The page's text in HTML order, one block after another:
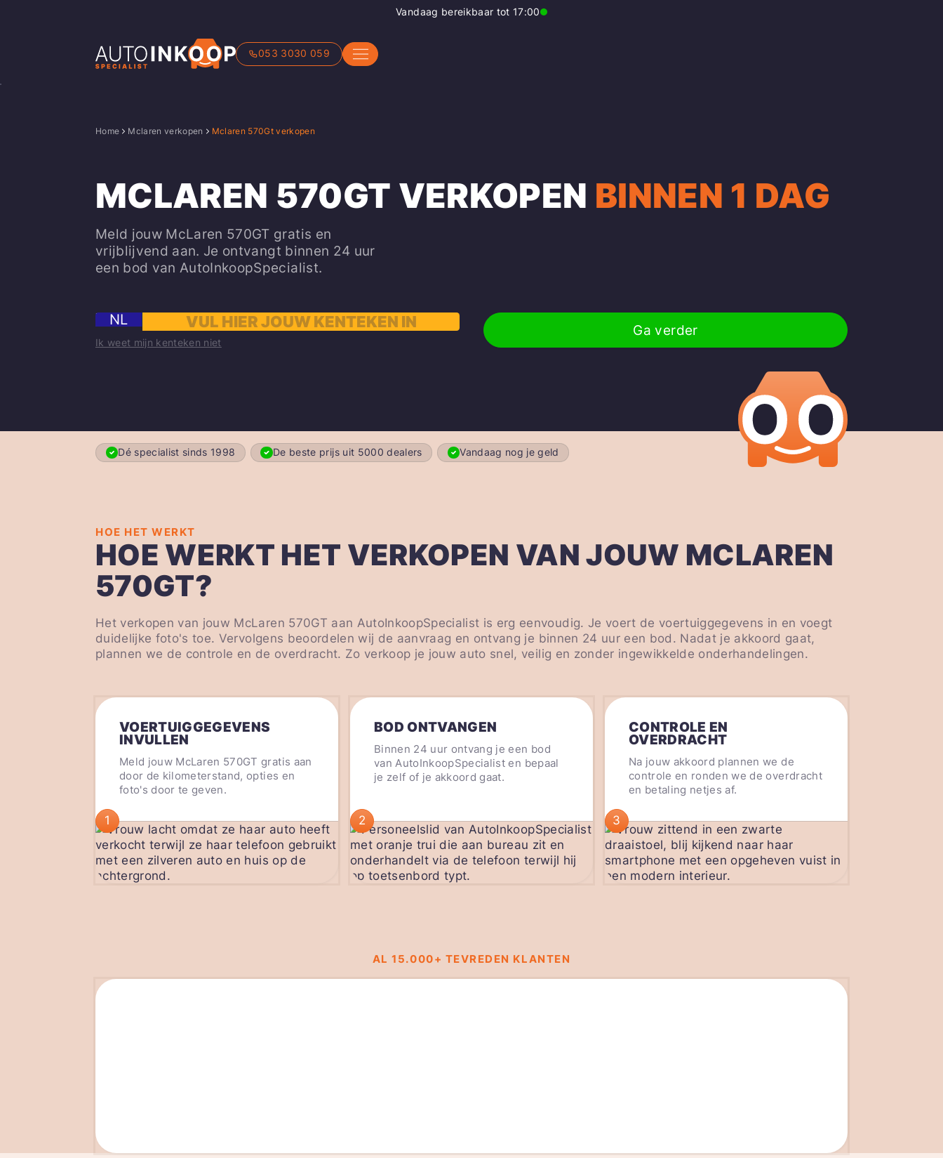
053 3030 059
Vandaag bereikbaar tot 17:00
Home Mclaren verkopen Mclaren 570Gt verkopen
MCLAREN 570GT VERKOPEN BINNEN 1 DAG
Meld jouw McLaren 570GT gratis en
vrijblijvend aan. Je ontvangt binnen 24 uur
een bod van AutoInkoopSpecialist.
NL
Ik weet mijn kenteken niet
Ga verder
Dé specialist sinds 1998 De beste prijs uit 5000 dealers Vandaag nog je geld
HOE HET WERKT
HOE WERKT HET VERKOPEN VAN JOUW MCLAREN
570GT?
Het verkopen van jouw McLaren 570GT aan AutoInkoopSpecialist is erg eenvoudig. Je voert de voertuiggegevens in en voegt
duidelijke foto's toe. Vervolgens beoordelen wij de aanvraag en ontvang je binnen 24 uur een bod. Nadat je akkoord gaat,
plannen we de controle en de overdracht. Zo verkoop je jouw auto snel, veilig en zonder ingewikkelde onderhandelingen.
VOERTUIGGEGEVENS
INVULLEN
Meld jouw McLaren 570GT gratis aan
door de kilometerstand, opties en
foto's door te geven.
1
BOD ONTVANGEN
Binnen 24 uur ontvang je een bod
van AutoInkoopSpecialist en bepaal
je zelf of je akkoord gaat.
2
CONTROLE EN
OVERDRACHT
Na jouw akkoord plannen we de
controle en ronden we de overdracht
en betaling netjes af.
3
AL 15.000+ TEVREDEN KLANTEN